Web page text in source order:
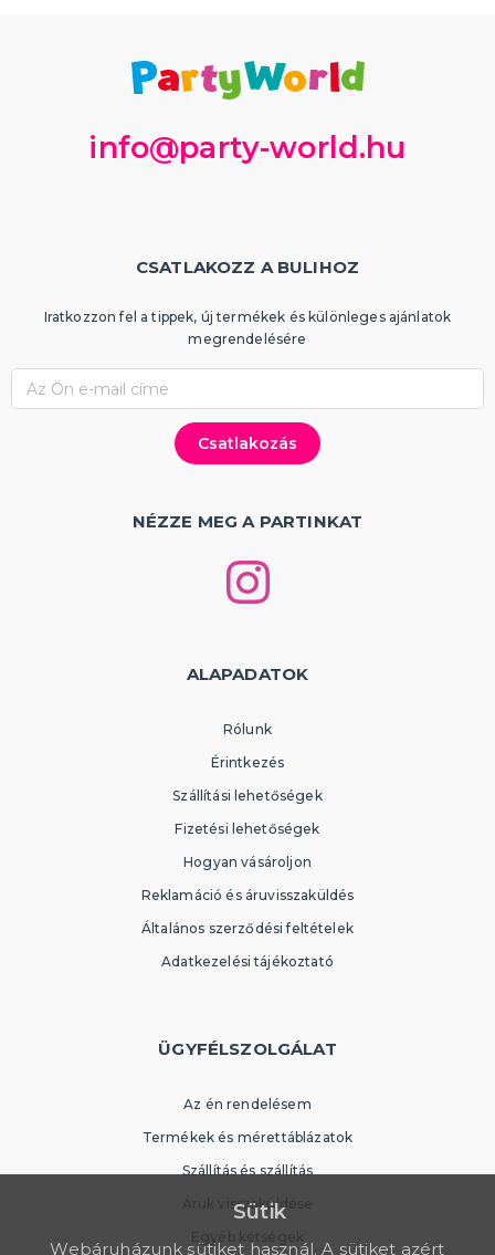
info@party-world.hu
CSATLAKOZZ A BULIHOZ
Iratkozzon fel a tippek, új termékek és különleges ajánlatok
megrendelésére
NÉZZE MEG A PARTINKAT
ALAPADATOK
Rólunk
Érintkezés
Szállítási lehetőségek
Fizetési lehetőségek
Hogyan vásároljon
Reklamáció és áruvisszaküldés
Általános szerződési feltételek
Adatkezelési tájékoztató
ÜGYFÉLSZOLGÁLAT
Az én rendelésem
Termékek és mérettáblázatok
Szállítás és szállítás
Áruk visszaküldése
Egyéb kétségek
Sütik
Webáruházunk sütiket használ. A sütiket azért